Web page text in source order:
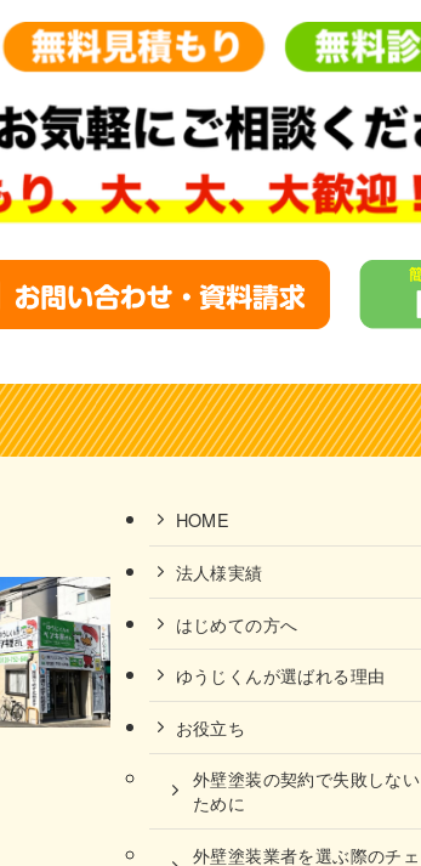
HOME
法人様実績
はじめての方へ
ゆうじくんが選ばれる理由
お役立ち
外壁塗装の契約で失敗しない
ために
外壁塗装業者を選ぶ際のチェ